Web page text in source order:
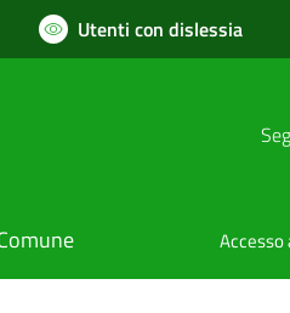
Utenti con dislessia